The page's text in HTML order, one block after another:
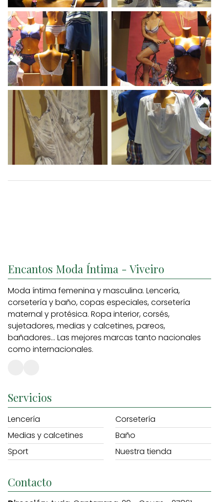
Encantos Moda Íntima - Viveiro
Moda íntima femenina y masculina. Lencería,
corsetería y baño, copas especiales, corsetería
maternal y protésica. Ropa interior, corsés,
sujetadores, medias y calcetines, pareos,
bañadores... Las mejores marcas tanto nacionales
como internacionales.
Servicios
Lencería
Corsetería
Medias y calcetines
Baño
Sport
Nuestra tienda
Contacto